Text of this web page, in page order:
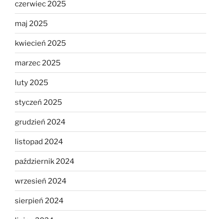
czerwiec 2025
maj 2025
kwiecień 2025
marzec 2025
luty 2025
styczeń 2025
grudzień 2024
listopad 2024
październik 2024
wrzesień 2024
sierpień 2024